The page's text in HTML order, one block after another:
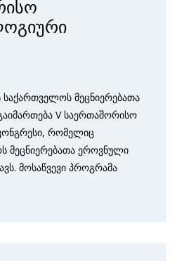
საქართველოს მეცნიერებათა
V საერთაშორისო
რომელიც
მეცნიერებათა ეროვნული
მოსაწვევი პროგრამა